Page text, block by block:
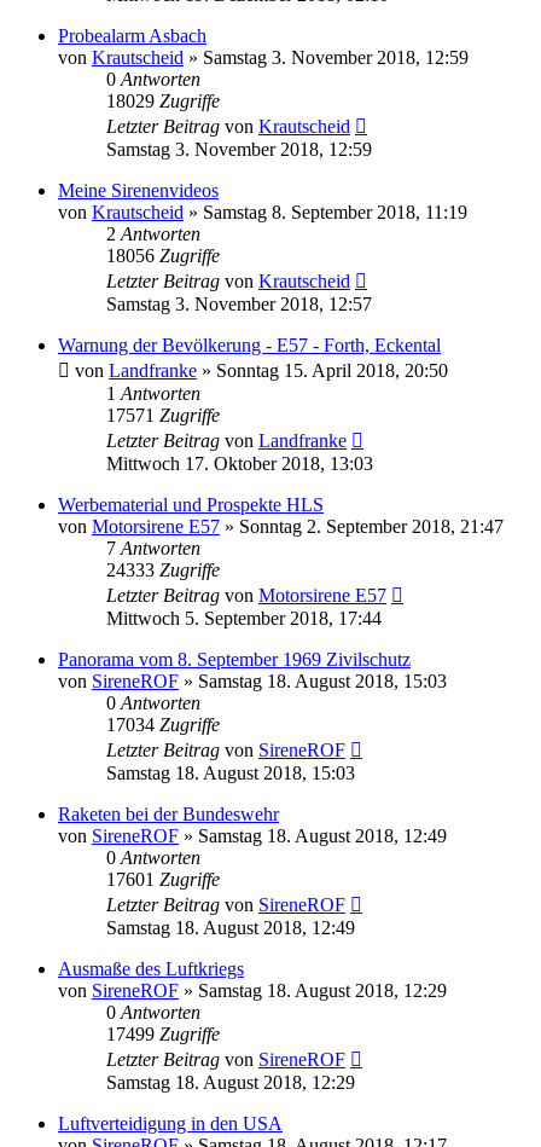
Probealarm Asbach
von Krautscheid » Samstag 3. November 2018, 12:59
0 Antworten
18029 Zugriffe
Letzter Beitrag von Krautscheid
Samstag 3. November 2018, 12:59
Meine Sirenenvideos
von Krautscheid » Samstag 8. September 2018, 11:19
2 Antworten
18056 Zugriffe
Letzter Beitrag von Krautscheid
Samstag 3. November 2018, 12:57
Warnung der Bevölkerung - E57 - Forth, Eckental
von Landfranke » Sonntag 15. April 2018, 20:50
1 Antworten
17571 Zugriffe
Letzter Beitrag von Landfranke
Mittwoch 17. Oktober 2018, 13:03
Werbematerial und Prospekte HLS
von Motorsirene E57 » Sonntag 2. September 2018, 21:47
7 Antworten
24333 Zugriffe
Letzter Beitrag von Motorsirene E57
Mittwoch 5. September 2018, 17:44
Panorama vom 8. September 1969 Zivilschutz
von SireneROF » Samstag 18. August 2018, 15:03
0 Antworten
17034 Zugriffe
Letzter Beitrag von SireneROF
Samstag 18. August 2018, 15:03
Raketen bei der Bundeswehr
von SireneROF » Samstag 18. August 2018, 12:49
0 Antworten
17601 Zugriffe
Letzter Beitrag von SireneROF
Samstag 18. August 2018, 12:49
Ausmaße des Luftkriegs
von SireneROF » Samstag 18. August 2018, 12:29
0 Antworten
17499 Zugriffe
Letzter Beitrag von SireneROF
Samstag 18. August 2018, 12:29
Luftverteidigung in den USA